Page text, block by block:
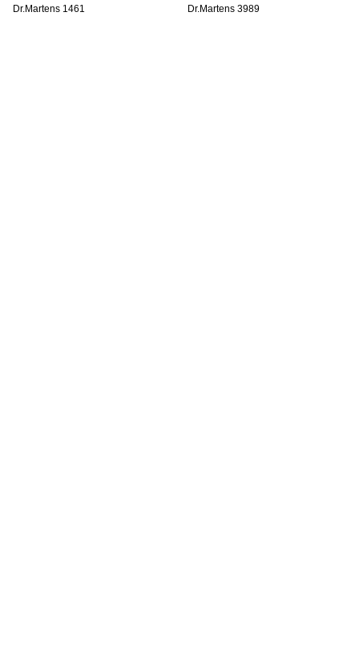
Dr.Martens 1461 Dr.Martens 3989